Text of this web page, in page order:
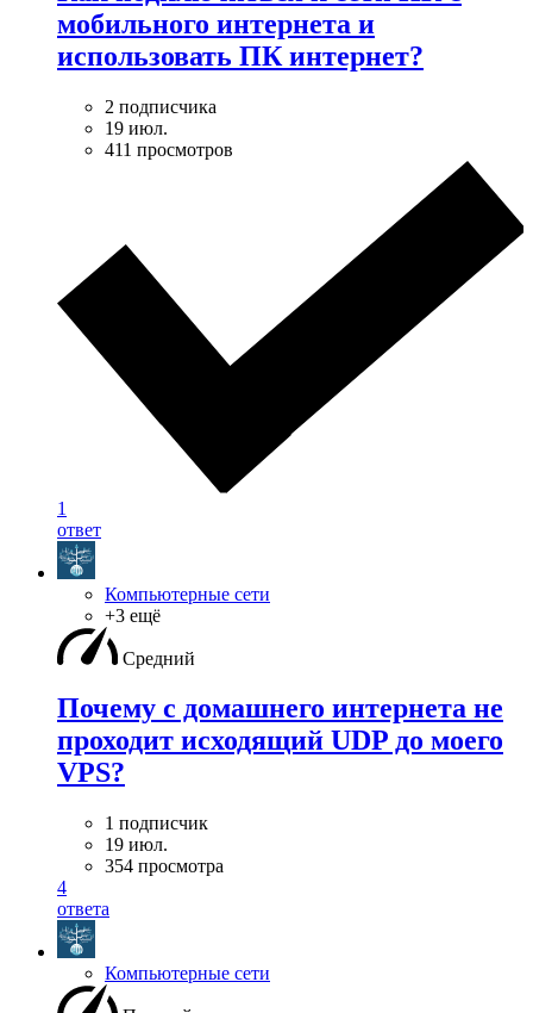
мобильного интернета и
использовать ПК интернет?
2 подписчика
19 июл.
411 просмотров
1
ответ
Компьютерные сети
+3 ещё
Средний
Почему с домашнего интернета не
проходит исходящий UDP до моего
VPS?
1 подписчик
19 июл.
354 просмотра
4
ответа
Компьютерные сети